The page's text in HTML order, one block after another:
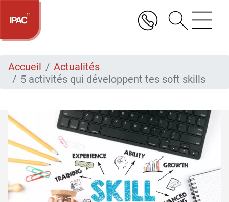
Aller
contenu
Accueil
Actualités
5 activités qui développent tes soft skills